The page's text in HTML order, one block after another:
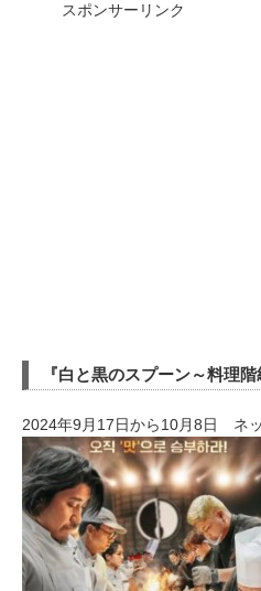
スポンサーリンク
『白と黒のスプーン～料理階
2024年9月17日から10月8日 ネ